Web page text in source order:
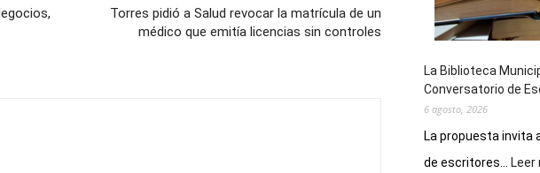
Torres pidió a Salud revocar la matrícula de un
médico que emitía licencias sin controles
La Biblioteca
Conversatorio de
6 agosto, 2026
La propuesta invita
de escritores...
Leer